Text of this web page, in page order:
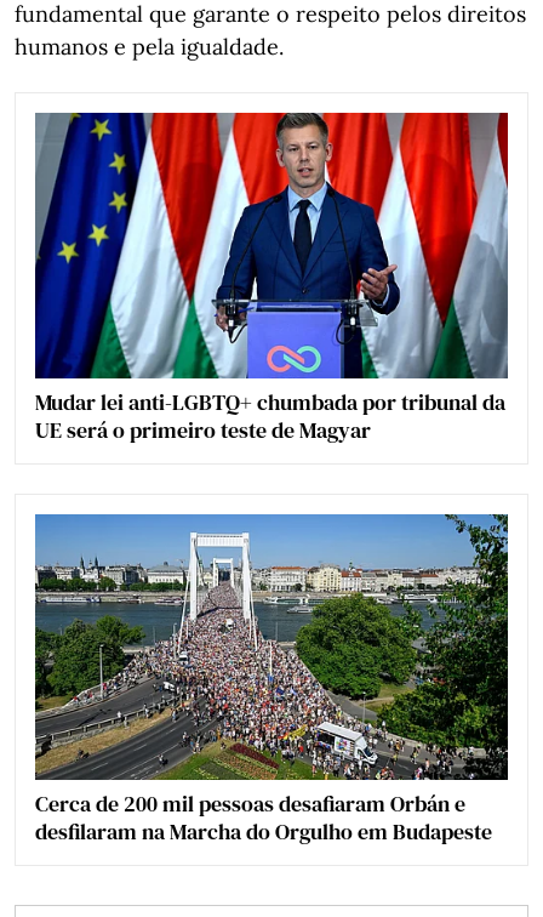
fundamental que garante o respeito pelos direitos
humanos e pela igualdade.
Mudar lei anti-LGBTQ+ chumbada por tribunal da
UE será o primeiro teste de Magyar
Cerca de 200 mil pessoas desafiaram Orbán e
desfilaram na Marcha do Orgulho em Budapeste